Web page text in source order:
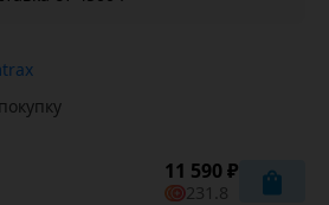
11 590 ₽
231.8